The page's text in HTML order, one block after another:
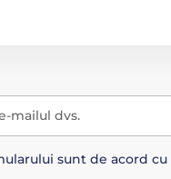
mailul dvs.
sunt de acord cu